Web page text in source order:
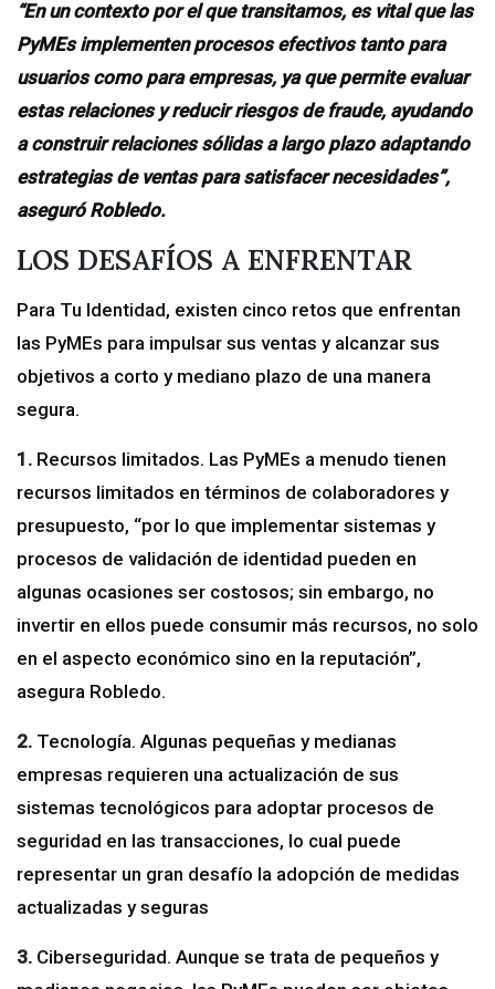
“En un contexto por el que transitamos, es vital que las
PyMEs implementen procesos efectivos tanto para
usuarios como para empresas, ya que permite evaluar
estas relaciones y reducir riesgos de fraude, ayudando
a construir relaciones sólidas a largo plazo adaptando
estrategias de ventas para satisfacer necesidades”,
aseguró Robledo.
LOS DESAFÍOS A ENFRENTAR
Para Tu Identidad, existen cinco retos que enfrentan
las PyMEs para impulsar sus ventas y alcanzar sus
objetivos a corto y mediano plazo de una manera
segura.
1. Recursos limitados. Las PyMEs a menudo tienen
recursos limitados en términos de colaboradores y
presupuesto, “por lo que implementar sistemas y
procesos de validación de identidad pueden en
algunas ocasiones ser costosos; sin embargo, no
invertir en ellos puede consumir más recursos, no solo
en el aspecto económico sino en la reputación”,
asegura Robledo.
2. Tecnología. Algunas pequeñas y medianas
empresas requieren una actualización de sus
sistemas tecnológicos para adoptar procesos de
seguridad en las transacciones, lo cual puede
representar un gran desafío la adopción de medidas
actualizadas y seguras
3. Ciberseguridad. Aunque se trata de pequeños y